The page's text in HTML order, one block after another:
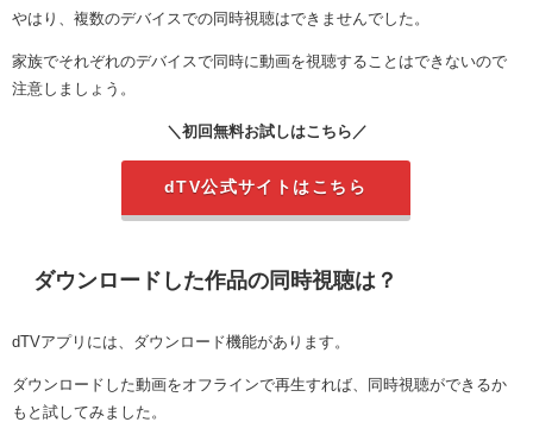
やはり、複数のデバイスでの同時視聴はできませんでした。
家族でそれぞれのデバイスで同時に動画を視聴することはできないので
注意しましょう。
＼初回無料お試しはこちら／
dTV公式サイトはこちら
ダウンロードした作品の同時視聴は？
dTVアプリには、ダウンロード機能があります。
ダウンロードした動画をオフラインで再生すれば、同時視聴ができるか
もと試してみました。